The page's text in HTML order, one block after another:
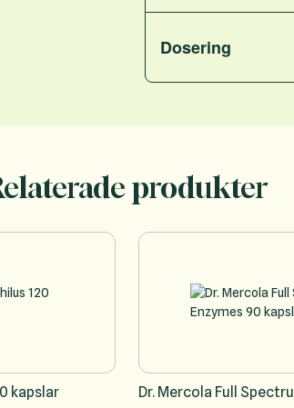
Dosering
produkter
kapslar
Dr. Mercola Full